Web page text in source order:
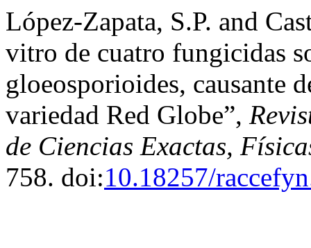
López-Zapata, S.P. and
vitro de cuatro fungicidas
gloeosporioides, causante
variedad Red Globe”,
de Ciencias Exactas,
758. doi:10.18257/